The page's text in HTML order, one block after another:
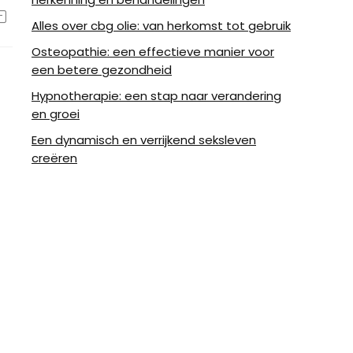
Alles over cbg olie: van herkomst tot gebruik
Osteopathie: een effectieve manier voor
een betere gezondheid
Hypnotherapie: een stap naar verandering
en groei
Een dynamisch en verrijkend seksleven
creëren